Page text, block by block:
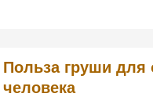
Польза груши для
человека